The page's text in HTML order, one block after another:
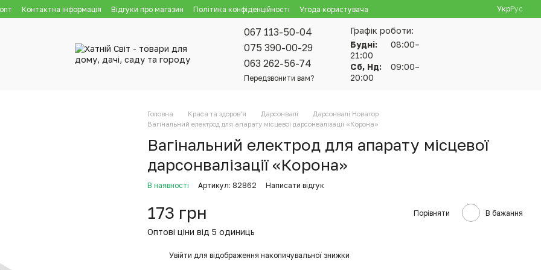
Контактна інформація Відгуки про магазин Політика конфіденційності Угода користувача УкрРус
067 113-50-04
075 390-00-29
063 262-56-74
Передзвонити вам?
Графік роботи:
Будні:
08:00–
21:00
Сб, Нд:
09:00–
20:00
Головна Краса та здоров'я Дарсонвалі
Дарсонвалі Новатор
Вагінальний електрод для апарату місцевої дарсонвалізації «Корона»
Вагінальний електрод для апарату місцевої
дарсонвалізації «Корона»
В наявності Артикул: 82862 Написати відгук
173 грн Порівняти В бажання
Оптові ціни від 5 одиниць
Увійти для відображення накопичувальної знижки